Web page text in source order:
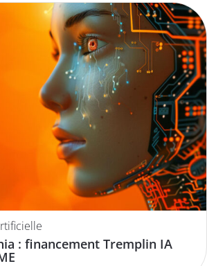
: financement Tremplin IA